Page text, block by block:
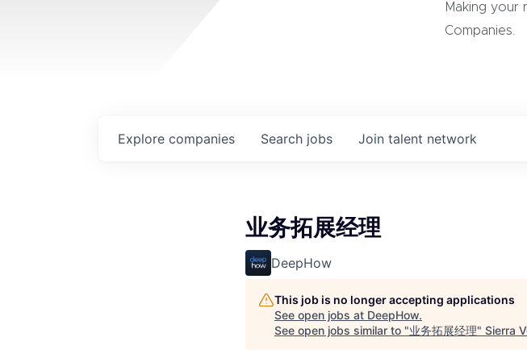
Making your
Companies.
Search jobs
Explore companies Join talent network
业务拓展经理
DeepHow
This job is no longer accepting applications
See open jobs at DeepHow.
See open jobs similar to "业务拓展经理" Sierra